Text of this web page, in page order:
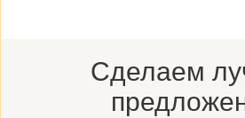
Сделаем